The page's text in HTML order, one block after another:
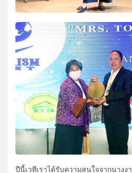
ปีนี้เวทีเราได้รับความสนใจจากนางง